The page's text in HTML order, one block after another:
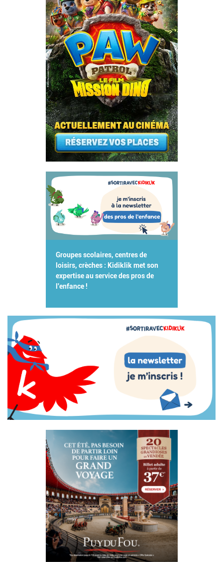
Groupes scolaires, centres de
loisirs, crèches : Kidiklik met son
expertise au service des pros de
l'enfance !